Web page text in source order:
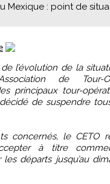
Mexique : point de
de Tour-
principaux tour-
de suspendre
concernés, le CETO
à titre
les départs jusqu’au